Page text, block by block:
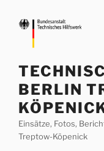
Inhalt
springen
BERLIN
Einsätze, Fotos,
Treptow-Köpenick